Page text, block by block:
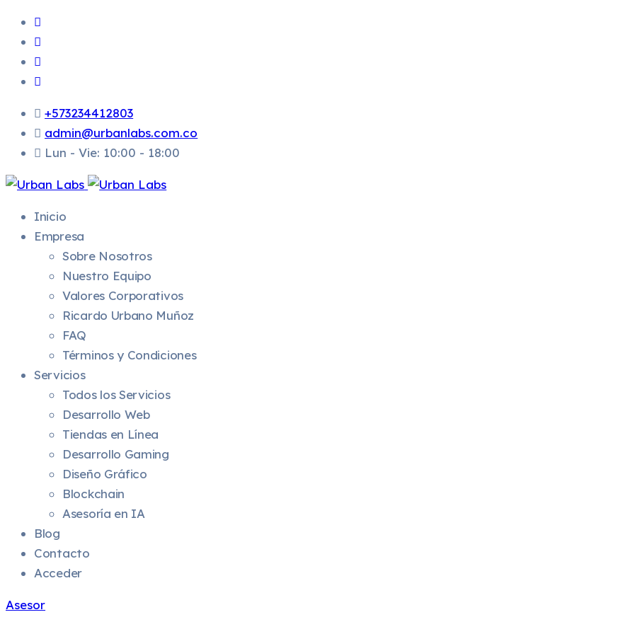
+573234412803
admin@urbanlabs.com.co
Lun - Vie: 10:00 - 18:00
Inicio
Empresa
Sobre Nosotros
Nuestro Equipo
Valores Corporativos
Ricardo Urbano Muñoz
FAQ
Términos y Condiciones
Servicios
Todos los Servicios
Desarrollo Web
Tiendas en Línea
Desarrollo Gaming
Diseño Gráfico
Blockchain
Asesoría en IA
Blog
Contacto
Acceder
Asesor